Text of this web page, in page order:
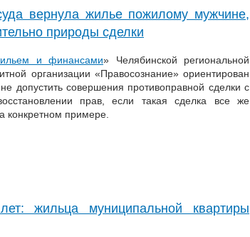
вернула жилье пожилому мужчине,
природы сделки
и финансами» Челябинской региональной
организации «Правосознание» ориентирован
допустить совершения противоправной сделки с
прав, если такая сделка все же
конкретном примере.
жильца муниципальной квартиры